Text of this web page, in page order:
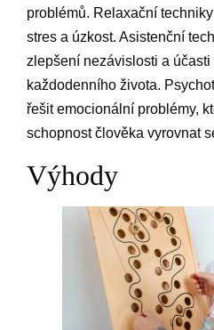
problémů. Relaxační
stres a úzkost. Asistenční
zlepšení nezávislosti a účasti
každodenního života.
řešit emocionální problémy,
schopnost člověka vyrovnat
Výhody